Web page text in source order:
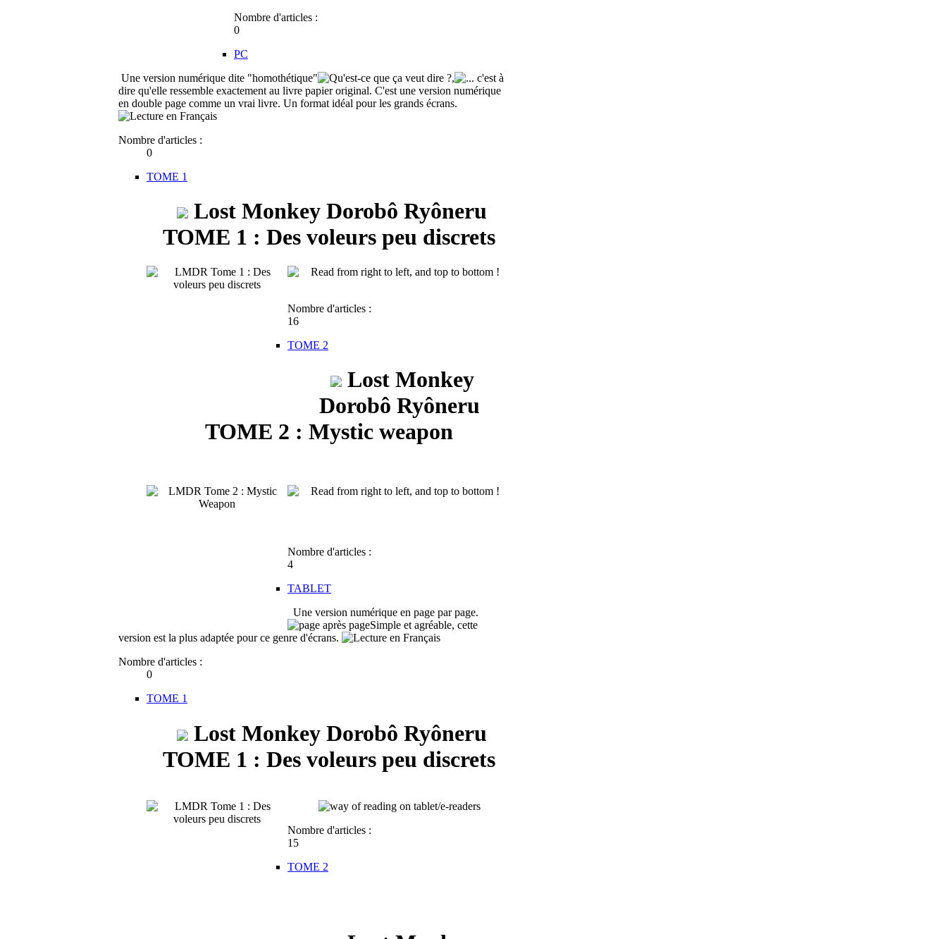
Nombre d'articles :
0
PC
Une version numérique dite "homothétique"
,
c'est à
dire qu'elle ressemble exactement au livre papier original. C'est une version numérique
en double page comme un vrai livre. Un format idéal pour les grands écrans.
Nombre d'articles :
0
TOME 1
Lost Monkey Dorobô Ryôneru
TOME 1 : Des voleurs peu discrets
Nombre d'articles :
16
TOME 2
Lost Monkey
Dorobô Ryôneru
TOME 2 : Mystic weapon
Nombre d'articles :
4
TABLET
Une version numérique en page par page.
Simple et agréable, cette
version est la plus adaptée pour ce genre d'écrans.
Nombre d'articles :
0
TOME 1
Lost Monkey Dorobô Ryôneru
TOME 1 : Des voleurs peu discrets
Nombre d'articles :
15
TOME 2